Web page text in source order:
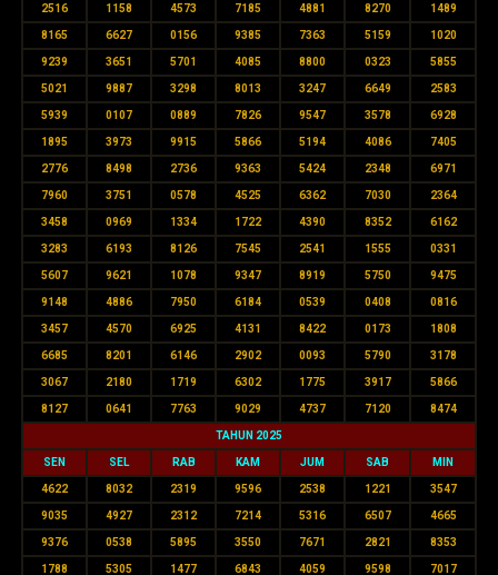
2516 1158 4573 7185 4881 8270 1489
8165 6627 0156 9385 7363 5159 1020
9239 3651 5701 4085 8800 0323 5855
5021 9887 3298 8013 3247 6649 2583
5939 0107 0889 7826 9547 3578 6928
1895 3973 9915 5866 5194 4086 7405
2776 8498 2736 9363 5424 2348 6971
7960 3751 0578 4525 6362 7030 2364
3458 0969 1334 1722 4390 8352 6162
3283 6193 8126 7545 2541 1555 0331
5607 9621 1078 9347 8919 5750 9475
9148 4886 7950 6184 0539 0408 0816
3457 4570 6925 4131 8422 0173 1808
6685 8201 6146 2902 0093 5790 3178
3067 2180 1719 6302 1775 3917 5866
8127 0641 7763 9029 4737 7120 8474
TAHUN 2025
SEN SEL RAB KAM JUM SAB MIN
4622 8032 2319 9596 2538 1221 3547
9035 4927 2312 7214 5316 6507 4665
9376 0538 5895 3550 7671 2821 8353
1788 5305 1477 6843 4059 9598 7017